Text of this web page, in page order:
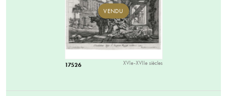
VENDU
17526 XVIe-XVIIe siècles